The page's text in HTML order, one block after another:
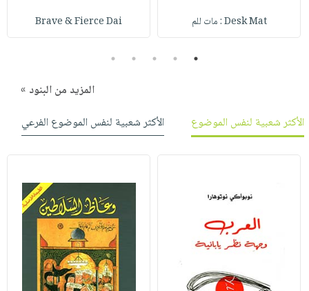
Desk Mat : مات للم Brave & Fierce Dai
1
2
3
4
5
المزيد من البنود »
الأكثر شعبية لنفس الموضوع
الأكثر شعبية لنفس الموضوع الفرعي